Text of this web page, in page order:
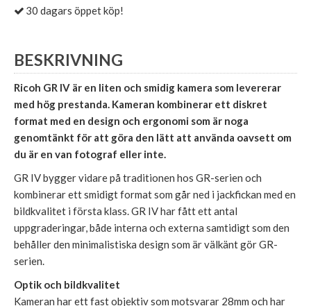
30 dagars öppet köp!
BESKRIVNING
Ricoh GR IV är en liten och smidig kamera som levererar
med hög prestanda. Kameran kombinerar ett diskret
format med en design och ergonomi som är noga
genomtänkt för att göra den lätt att använda oavsett om
du är en van fotograf eller inte.
GR IV bygger vidare på traditionen hos GR-serien och
kombinerar ett smidigt format som går ned i jackfickan med en
bildkvalitet i första klass. GR IV har fått ett antal
uppgraderingar, både interna och externa samtidigt som den
behåller den minimalistiska design som är välkänt gör GR-
serien.
Optik och bildkvalitet
Kameran har ett fast objektiv som motsvarar 28mm och har